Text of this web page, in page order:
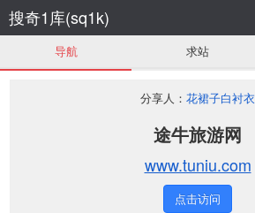
搜奇1库(sq1k)
导航 求站
分享人： 花裙子白衬衣
途牛旅游网
www.tuniu.com
点击访问